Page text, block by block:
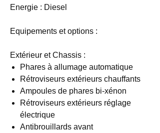
Energie : Diesel
Equipements et options :
Extérieur et Chassis :
Phares à allumage automatique
Rétroviseurs extérieurs chauffants
Ampoules de phares bi-xénon
Rétroviseurs extérieurs réglage
électrique
Antibrouillards avant